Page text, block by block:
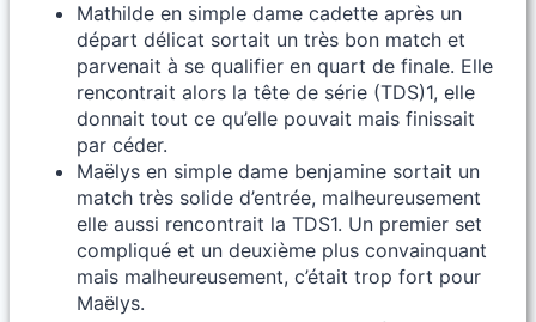
Mathilde en simple dame cadette après un
départ délicat sortait un très bon match et
parvenait à se qualifier en quart de finale. Elle
rencontrait alors la tête de série (TDS)1, elle
donnait tout ce qu’elle pouvait mais finissait
par céder.
Maëlys en simple dame benjamine sortait un
match très solide d’entrée, malheureusement
elle aussi rencontrait la TDS1. Un premier set
compliqué et un deuxième plus convainquant
mais malheureusement, c’était trop fort pour
Maëlys.